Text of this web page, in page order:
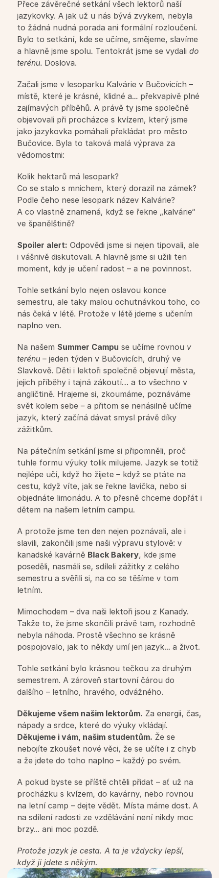
Jazykové kurzy pro děti ZŠ
Jazykové kurzy pro děti SŠ
Letní intenzivní kurzy
Týdenní intenzivní kurzy
Školy
Pásmo pro školy
English is fun pro MŠ
Workshopy pro školy
Firmy
Jazykové služby pro firmy
Firemní jazykové kurzy
Profesní jazyk
Workshopy pro firmy
Další služby
Summer Camp
Překlady a tlumočení
Studium v zahraničí
Challenge 18
Příprava na STANAG
Doučování předmětů
Pro studující
Rozvrh kurzů
Kalendář
Přihláška
Ceník a nabídka kurzů
Přihláška
Přece závěrečné setkání všech lektorů naší
jazykovky. A jak už u nás bývá zvykem, nebyla
to žádná nudná porada ani formální rozloučení.
Bylo to setkání, kde se učíme, smějeme, slavíme
a hlavně jsme spolu. Tentokrát jsme se vydali do
terénu. Doslova.
Začali jsme v lesoparku Kalvárie v Bučovicích –
místě, které je krásné, klidné a... překvapivě plné
zajímavých příběhů. A právě ty jsme společně
objevovali při procházce s kvízem, který jsme
jako jazykovka pomáhali překládat pro město
Bučovice. Byla to taková malá výprava za
vědomostmi:
Kolik hektarů má lesopark?
Co se stalo s mnichem, který dorazil na zámek?
Podle čeho nese lesopark název Kalvárie?
A co vlastně znamená, když se řekne „kalvárie“
ve španělštině?
Spoiler alert: Odpovědi jsme si nejen tipovali, ale
i vášnivě diskutovali. A hlavně jsme si užili ten
moment, kdy je učení radost – a ne povinnost.
Tohle setkání bylo nejen oslavou konce
semestru, ale taky malou ochutnávkou toho, co
nás čeká v létě. Protože v létě jdeme s učením
naplno ven.
Na našem Summer Campu se učíme rovnou v
terénu – jeden týden v Bučovicích, druhý ve
Slavkově. Děti i lektoři společně objevují města,
jejich příběhy i tajná zákoutí… a to všechno v
angličtině. Hrajeme si, zkoumáme, poznáváme
svět kolem sebe – a přitom se nenásilně učíme
jazyk, který začíná dávat smysl právě díky
zážitkům.
Na pátečním setkání jsme si připomněli, proč
tuhle formu výuky tolik milujeme. Jazyk se totiž
nejlépe učí, když ho žijete – když se ptáte na
cestu, když víte, jak se řekne lavička, nebo si
objednáte limonádu. A to přesně chceme dopřát i
dětem na našem letním campu.
A protože jsme ten den nejen poznávali, ale i
slavili, zakončili jsme naši výpravu stylově: v
kanadské kavárně Black Bakery, kde jsme
poseděli, nasmáli se, sdíleli zážitky z celého
semestru a svěřili si, na co se těšíme v tom
letním.
Mimochodem – dva naši lektoři jsou z Kanady.
Takže to, že jsme skončili právě tam, rozhodně
nebyla náhoda. Prostě všechno se krásně
pospojovalo, jak to někdy umí jen jazyk... a život.
Tohle setkání bylo krásnou tečkou za druhým
semestrem. A zároveň startovní čárou do
dalšího – letního, hravého, odvážného.
Děkujeme všem našim lektorům. Za energii, čas,
nápady a srdce, které do výuky vkládají.
Děkujeme i vám, našim studentům. Že se
nebojíte zkoušet nové věci, že se učíte i z chyb
a že jdete do toho naplno – každý po svém.
A pokud byste se příště chtěli přidat – ať už na
procházku s kvízem, do kavárny, nebo rovnou
na letní camp – dejte vědět. Místa máme dost. A
na sdílení radosti ze vzdělávání není nikdy moc
brzy... ani moc pozdě.
Protože jazyk je cesta. A ta je vždycky lepší,
když ji jdete s někým.